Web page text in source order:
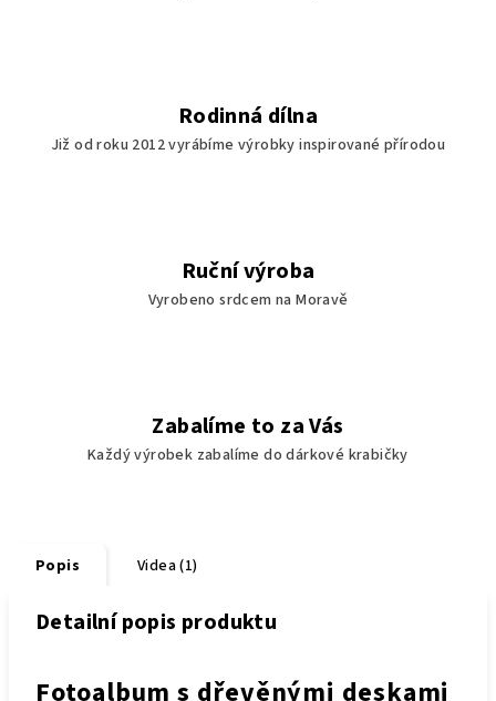
Rodinná dílna
Již od roku 2012 vyrábíme výrobky inspirované přírodou
Ruční výroba
Vyrobeno srdcem na Moravě
Zabalíme to za Vás
Každý výrobek zabalíme do dárkové krabičky
Popis Videa (1)
Detailní popis produktu
Fotoalbum s dřevěnými deskami